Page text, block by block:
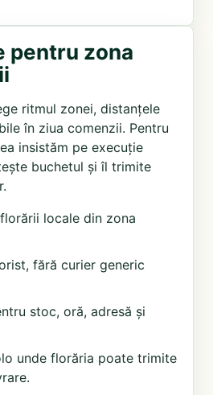
pentru zona
ritmul zonei, distanțele
în ziua comenzii. Pentru
insistăm pe execuție
buchetul și îl trimite
locale din zona
fără curier generic
stoc, oră, adresă și
unde florăria poate trimite